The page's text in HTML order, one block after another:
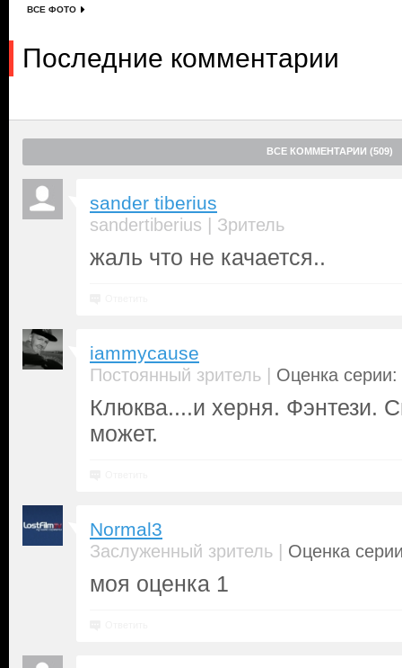
ВСЕ ФОТО
Последние комментарии
ВСЕ КОММЕНТАРИИ (509)
sander tiberius
sandertiberius | Зритель
жаль что не качается..
iammycause
Постоянный зритель | Оценка серии:
Клюква....и херня. Фэнтези.
может.
Normal3
Заслуженный зритель | Оценка
моя оценка 1